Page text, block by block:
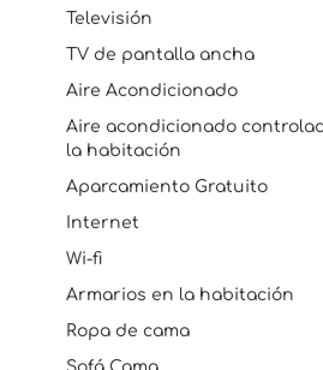
Televisión
TV de pantalla ancha
Aire Acondicionado
Aire acondicionado
la habitación
Aparcamiento Gratuito
Internet
Wi-fi
Armarios en la habitación
Ropa de cama